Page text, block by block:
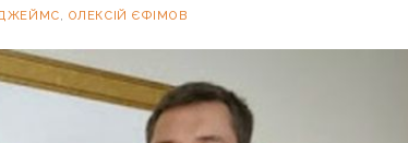
ОЛЕКСІЙ ЄФІМОВ